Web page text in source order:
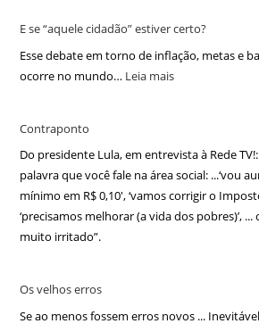
E se “aquele cidadão” estiver certo?
Esse debate em torno de inflação, metas e
ocorre no mundo… Leia mais
Contraponto
Do presidente Lula, em entrevista à Rede
palavra que você fale na área social: ...‘vou
mínimo em R$ 0,10′, ‘vamos corrigir o
‘precisamos melhorar (a vida dos pobres)’,
muito irritado”.
Os velhos erros
Se ao menos fossem erros novos ...